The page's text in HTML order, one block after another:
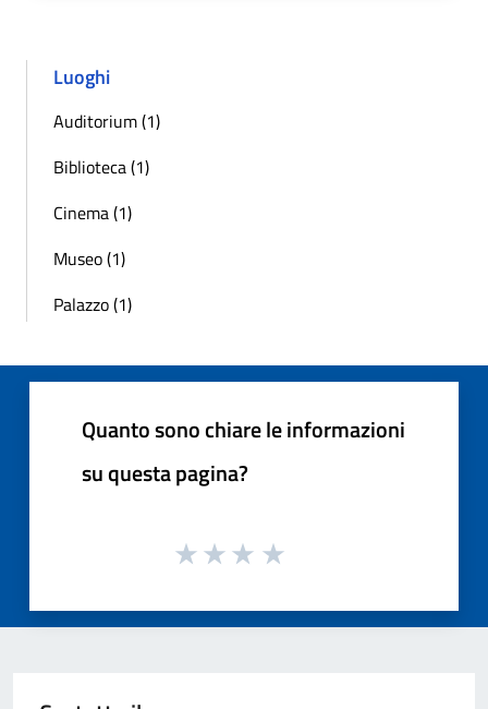
Luoghi
Auditorium (1)
Biblioteca (1)
Cinema (1)
Museo (1)
Palazzo (1)
Quanto sono chiare le informazioni
su questa pagina?